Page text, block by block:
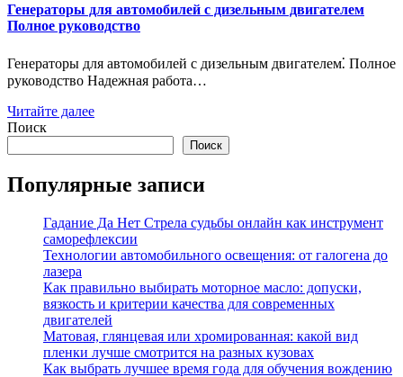
Генераторы для автомобилей с дизельным двигателем
Полное руководство
Генераторы для автомобилей с дизельным двигателем⁚ Полное
руководство Надежная работа…
Читайте далее
Поиск
Поиск
Популярные записи
Гадание Да Нет Стрела судьбы онлайн как инструмент
саморефлексии
Технологии автомобильного освещения: от галогена до
лазера
Как правильно выбирать моторное масло: допуски,
вязкость и критерии качества для современных
двигателей
Матовая, глянцевая или хромированная: какой вид
пленки лучше смотрится на разных кузовах
Как выбрать лучшее время года для обучения вождению